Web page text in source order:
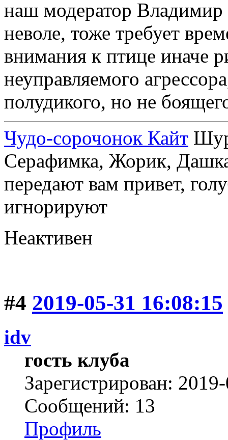
наш модератор
неволе, тоже требует
внимания к птице иначе
неуправляемого
полудикого, но не
Чудо-сорочонок Кайт
Серафимка, Жорик,
передают вам привет,
игнорируют
Неактивен
#4 2019-05-31 16:08:15
idv
гость клуба
Зарегистрирован:
Сообщений: 13
Профиль